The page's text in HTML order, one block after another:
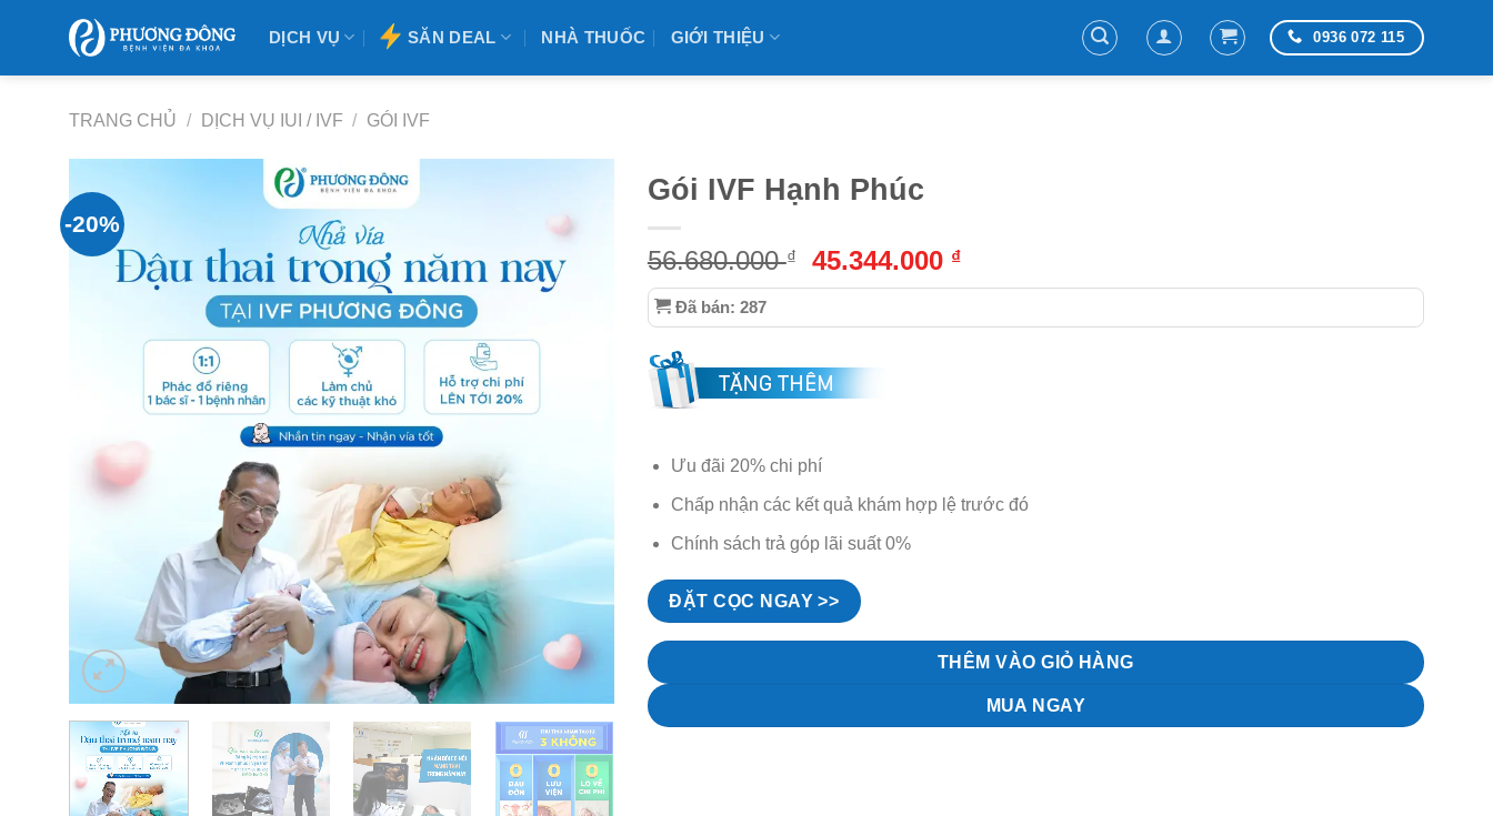
DỊCH VỤ SĂN DEAL NHÀ THUỐC GIỚI THIỆU 0936 072 115
TRANG CHỦ / DỊCH VỤ IUI / IVF / GÓI IVF
-20%
Gói IVF Hạnh Phúc
56.680.000₫
Giá
gốc
45.344.000 ₫Giá
hiện
Đã bán: 287
Ưu đãi 20% chi phí
Chấp nhận các kết quả khám hợp lệ trước đó
Chính sách trả góp lãi suất 0%
ĐẶT CỌC NGAY >>
THÊM VÀO GIỎ HÀNG
MUA NGAY